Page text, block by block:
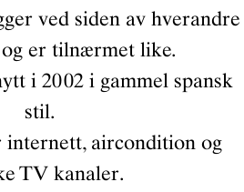
ved siden av hverandre
og er tilnærmet like.
i 2002 i gammel spansk
stil.
aircondition og
TV kanaler.